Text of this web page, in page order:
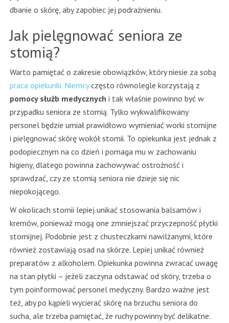
dbanie o skórę, aby zapobiec jej podrażnieniu.
Jak pielęgnować seniora ze
stomią?
Warto pamiętać o zakresie obowiązków, który niesie za sobą
praca opiekunki. Niemcyczęsto równolegle korzystają z
pomocy służb medycznych i tak właśnie powinno być w
przypadku seniora ze stomią. Tylko wykwalifikowany
personel będzie umiał prawidłowo wymieniać worki stomijne
i pielęgnować skórę wokół stomii. To opiekunka jest jednak z
podopiecznym na co dzień i pomaga mu w zachowaniu
higieny, dlatego powinna zachowywać ostrożność i
sprawdzać, czy ze stomią seniora nie dzieje się nic
niepokojącego.
W okolicach stomii lepiej unikać stosowania balsamów i
kremów, ponieważ mogą one zmniejszać przyczepność płytki
stomijnej. Podobnie jest z chusteczkami nawilżanymi, które
również zostawiają osad na skórze. Lepiej unikać również
preparatów z alkoholem. Opiekunka powinna zwracać uwagę
na stan płytki – jeżeli zaczyna odstawać od skóry, trzeba o
tym poinformować personel medyczny. Bardzo ważne jest
też, aby po kąpieli wycierać skórę na brzuchu seniora do
sucha, ale trzeba pamiętać, że ruchy powinny być delikatne.